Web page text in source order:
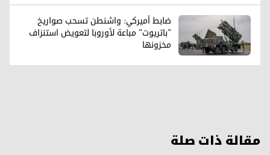
ضابط أميركي: واشنطن تسحب صواريخ
"باتريوت" مباعة لأوروبا لتعويض استنزاف
مخزونها
مقالة ذات صلة